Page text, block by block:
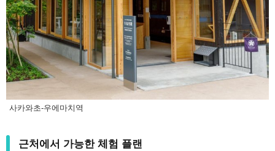
사카와초-우에마치역
근처에서 가능한 체험 플랜